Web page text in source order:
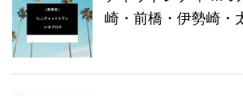
崎・前橋・伊勢崎・